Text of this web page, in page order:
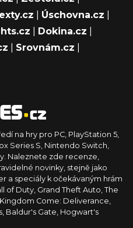
Úschovna.cz
Dokina.cz
Srovnám.cz
na hry pro PC, PlayStation 5,
Series S, Nintendo Switch,
Naleznete zde recenze,
novinky, stejně jako
a speciály k očekávaným hrám
of Duty, Grand Theft Auto, The
Come: Deliverance,
Baldur's Gate, Hogwart's